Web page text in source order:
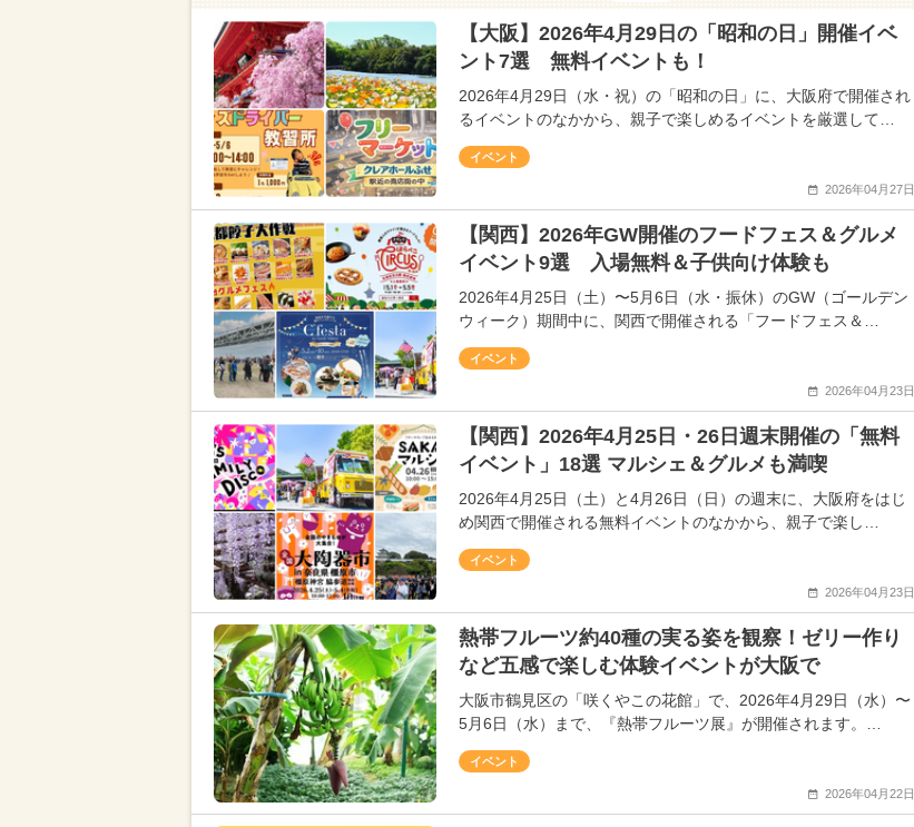
【大阪】2026年4月29日の「昭和の日」開催イベ
ント7選 無料イベントも！
2026年4月29日（水・祝）の「昭和の日」に、大阪府で開催され
るイベントのなかから、親子で楽しめるイベントを厳選して…
イベント
2026年04月27日
【関西】2026年GW開催のフードフェス＆グルメ
イベント9選 入場無料＆子供向け体験も
2026年4月25日（土）〜5月6日（水・振休）のGW（ゴールデン
ウィーク）期間中に、関西で開催される「フードフェス＆…
イベント
2026年04月23日
【関西】2026年4月25日・26日週末開催の「無料
イベント」18選 マルシェ＆グルメも満喫
2026年4月25日（土）と4月26日（日）の週末に、大阪府をはじ
め関西で開催される無料イベントのなかから、親子で楽し…
イベント
2026年04月23日
熱帯フルーツ約40種の実る姿を観察！ゼリー作り
など五感で楽しむ体験イベントが大阪で
大阪市鶴見区の「咲くやこの花館」で、2026年4月29日（水）〜
5月6日（水）まで、『熱帯フルーツ展』が開催されます。…
イベント
2026年04月22日